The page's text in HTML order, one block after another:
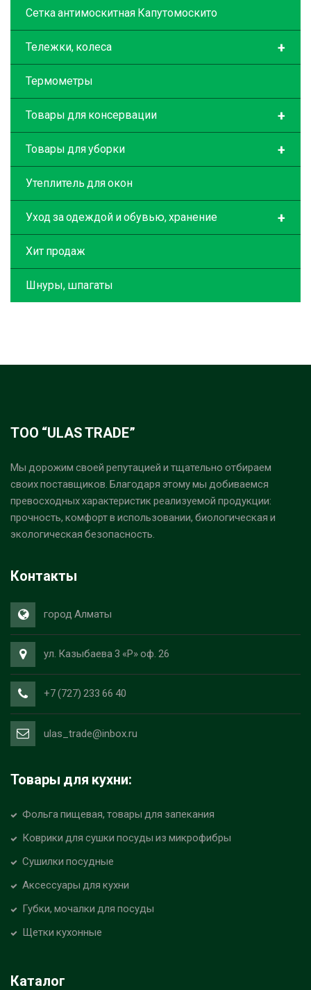
Сетка антимоскитная Капутомоскито
+
Тележки, колеса
Термометры
+
Товары для консервации
+
Товары для уборки
Утеплитель для окон
+
Уход за одеждой и обувью, хранение
Хит продаж
Шнуры, шпагаты
ТОО “ULAS TRADE”
Мы дорожим своей репутацией и тщательно отбираем
своих поставщиков. Благодаря этому мы добиваемся
превосходных характеристик реализуемой продукции:
прочность, комфорт в использовании, биологическая и
экологическая безопасность.
Контакты
город Алматы
ул. Казыбаева 3 «Р» оф. 26
+7 (727) 233 66 40
ulas_trade@inbox.ru
Товары для кухни:
Фольга пищевая, товары для запекания
Коврики для сушки посуды из микрофибры
Сушилки посудные
Аксессуары для кухни
Губки, мочалки для посуды
Щетки кухонные
Каталог